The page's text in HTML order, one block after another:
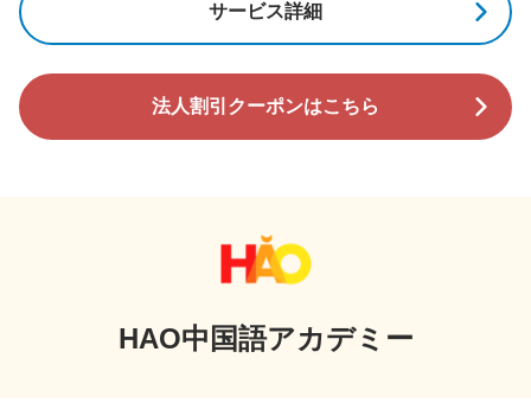
サービス詳細
法人割引クーポンはこちら
HAO中国語アカデミー